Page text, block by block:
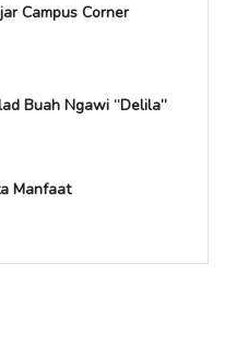
Campus Corner
Buah Ngawi “Delila”
Manfaat